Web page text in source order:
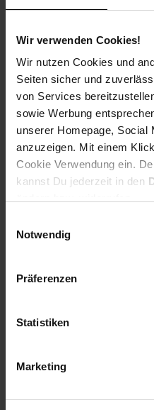
Wir verwenden Cookies!
Wir nutzen Cookies und
Seiten sicher und
von Services
sowie Werbung
unserer Homepage, Social
anzuzeigen. Mit einem
Cookie Verwendung ein.
kannst Du jederzeit in den
Notwendig
Präferenzen
Statistiken
Marketing
PAYBACK
Produktbeschreibung
Die Elsa-Puppe ist inspiriert
Königin aus Disneys Die
Gelenken, einem weichen
Umhang trägt sie ihr
Ob zum Nachspielen der
Kinder dazu ein, Elsas
und Designs können variieren.
Kleinteile, die verschluckt
Artikelnummer: 2980033000